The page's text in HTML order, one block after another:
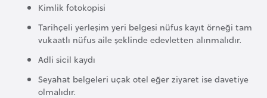
Kimlik fotokopisi
Tarihçeli yerleşim yeri belgesi nüfus kayıt örneği tam
vukaatlı nüfus aile şeklinde edevletten alınmalıdır.
Adli sicil kaydı
Seyahat belgeleri uçak otel eğer ziyaret ise davetiye
olmalıdır.